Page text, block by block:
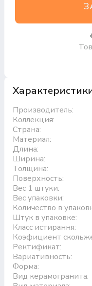
Производитель:
Коллекция:
Страна:
Материал:
Длина:
Ширина:
Толщина:
Поверхность:
Вес 1 штуки:
Вес упаковки:
Количество в
Штук в упаковке:
Класс истирання:
Коэфициент
Ректификат:
Вариативность:
Форма:
Вид керамогранита: